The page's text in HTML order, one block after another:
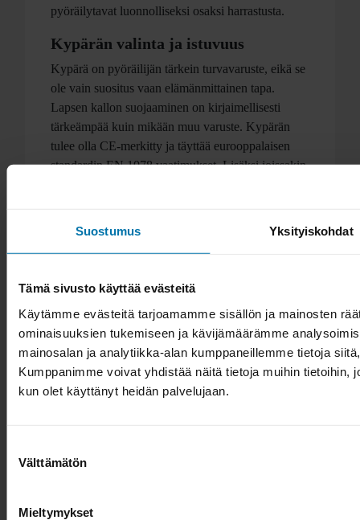
Suostumus Yksityiskohdat
Tämä sivusto käyttää evästeitä
Käytämme evästeitä tarjoamamme sisällön ja mainosten
ominaisuuksien tukemiseen ja kävijämäärämme
mainosalan ja analytiikka-alan kumppaneillemme tietoja
Kumppanimme voivat yhdistää näitä tietoja muihin tietoihin,
kun olet käyttänyt heidän palvelujaan.
valinta
Välttämätön
Mieltymykset
pyöräilytavat luonnolliseksi osaksi harrastusta.
Kypärän valinta ja istuvuus
Kypärä on pyöräilijän tärkein turvavaruste, eikä se
ole vain suositus vaan elämänmittainen tapa.
Lapsen kallon suojaaminen on kirjaimellisesti
tärkeämpää kuin mikään muu varuste. Kypärän
tulee olla CE-merkitty ja täyttää eurooppalaisen
standardin EN 1078 vaatimukset. Lisäksi joissakin
Näin varmistat oikean istuvuuden:
Mittaa lapsen pään ympärys mittanauhalla
korvien yläpuolelta
Valitse kypärä, joka istuu napakasti mutta ei
purista
Varmista että kypärän etureunan on pari
väliin mahtuu kaksi sormea
takana, jonka avulla saat istuvuuden kohdalleen